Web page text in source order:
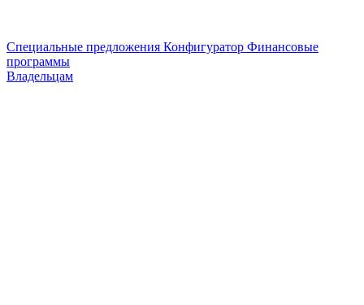
Специальные предложения Конфигуратор Финансовые
программы
Владельцам